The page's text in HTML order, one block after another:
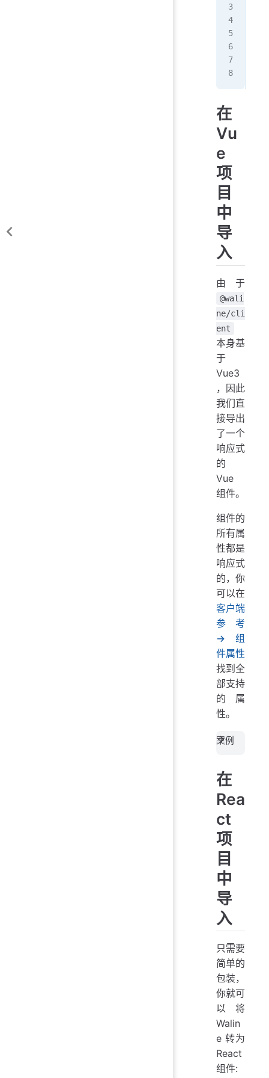
在
Vu
e
项
目
中
导
入
由于
@wali
ne/cli
ent
本身基
于
Vue3
，因此
我们直
接导出
了一个
响应式
的
Vue
组件。
组件的
所有属
性都是
响应式
的，你
可以在
客户端
参考
→ 组
件属性
找到全
部支持
的属
性。
案例
在
Rea
ct
项
目
中
导
入
只需要
简单的
包装，
你就可
以将
Walin
e 转为
React
组件: